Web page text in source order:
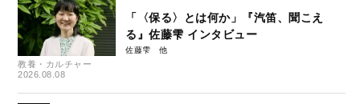
教養・カルチャー
2026.08.08
「〈保る〉とは何か」『汽笛、聞こえ
る』佐藤雫 インタビュー
佐藤雫